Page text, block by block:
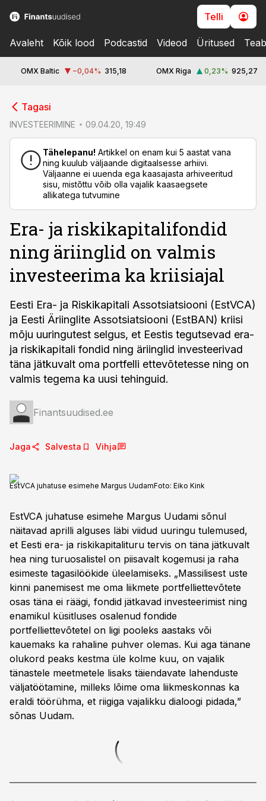
Telli
Avaleht Kõik lood Podcastid Videod Üritused
OMX Baltic −0,04% 315,18 OMX Riga 0,23% 925,27
Tagasi
INVESTEERIMINE 09.04.20, 19:49
Tähelepanu! Artikkel on enam kui 5 aastat vana
ning kuulub väljaande digitaalsesse arhiivi.
Väljaanne ei uuenda ega kaasajasta arhiveeritud
sisu, mistõttu võib olla vajalik kaasaegsete
allikatega tutvumine
Era- ja riskikapitalifondid
ning äriinglid on valmis
investeerima ka kriisiajal
Eesti Era- ja Riskikapitali Assotsiatsiooni (EstVCA)
ja Eesti Äriinglite Assotsiatsiooni (EstBAN) kriisi
mõju uuringutest selgus, et Eestis tegutsevad era-
ja riskikapitali fondid ning äriinglid investeerivad
täna jätkuvalt oma portfelli ettevõtetesse ning on
valmis tegema ka uusi tehinguid.
Finantsuudised.ee
Jaga Salvesta Vihja
EstVCA juhatuse esimehe Margus UudamFoto: Eiko Kink
EstVCA juhatuse esimehe Margus Uudami sõnul
näitavad aprilli alguses läbi viidud uuringu tulemused,
et Eesti era- ja riskikapitalituru tervis on täna jätkuvalt
hea ning turuosalistel on piisavalt kogemusi ja raha
esimeste tagasilöökide üleelamiseks. „Massilisest uste
kinni panemisest me oma liikmete portfelliettevõtete
osas täna ei räägi, fondid jätkavad investeerimist ning
enamikul küsitluses osalenud fondide
portfelliettevõtetel on ligi pooleks aastaks või
kauemaks ka rahaline puhver olemas. Kui aga tänane
olukord peaks kestma üle kolme kuu, on vajalik
tänastele meetmetele lisaks täiendavate lahenduste
väljatöötamine, milleks lõime oma liikmeskonnas ka
eraldi töörühma, et riigiga vajalikku dialoogi pidada,”
sõnas Uudam.